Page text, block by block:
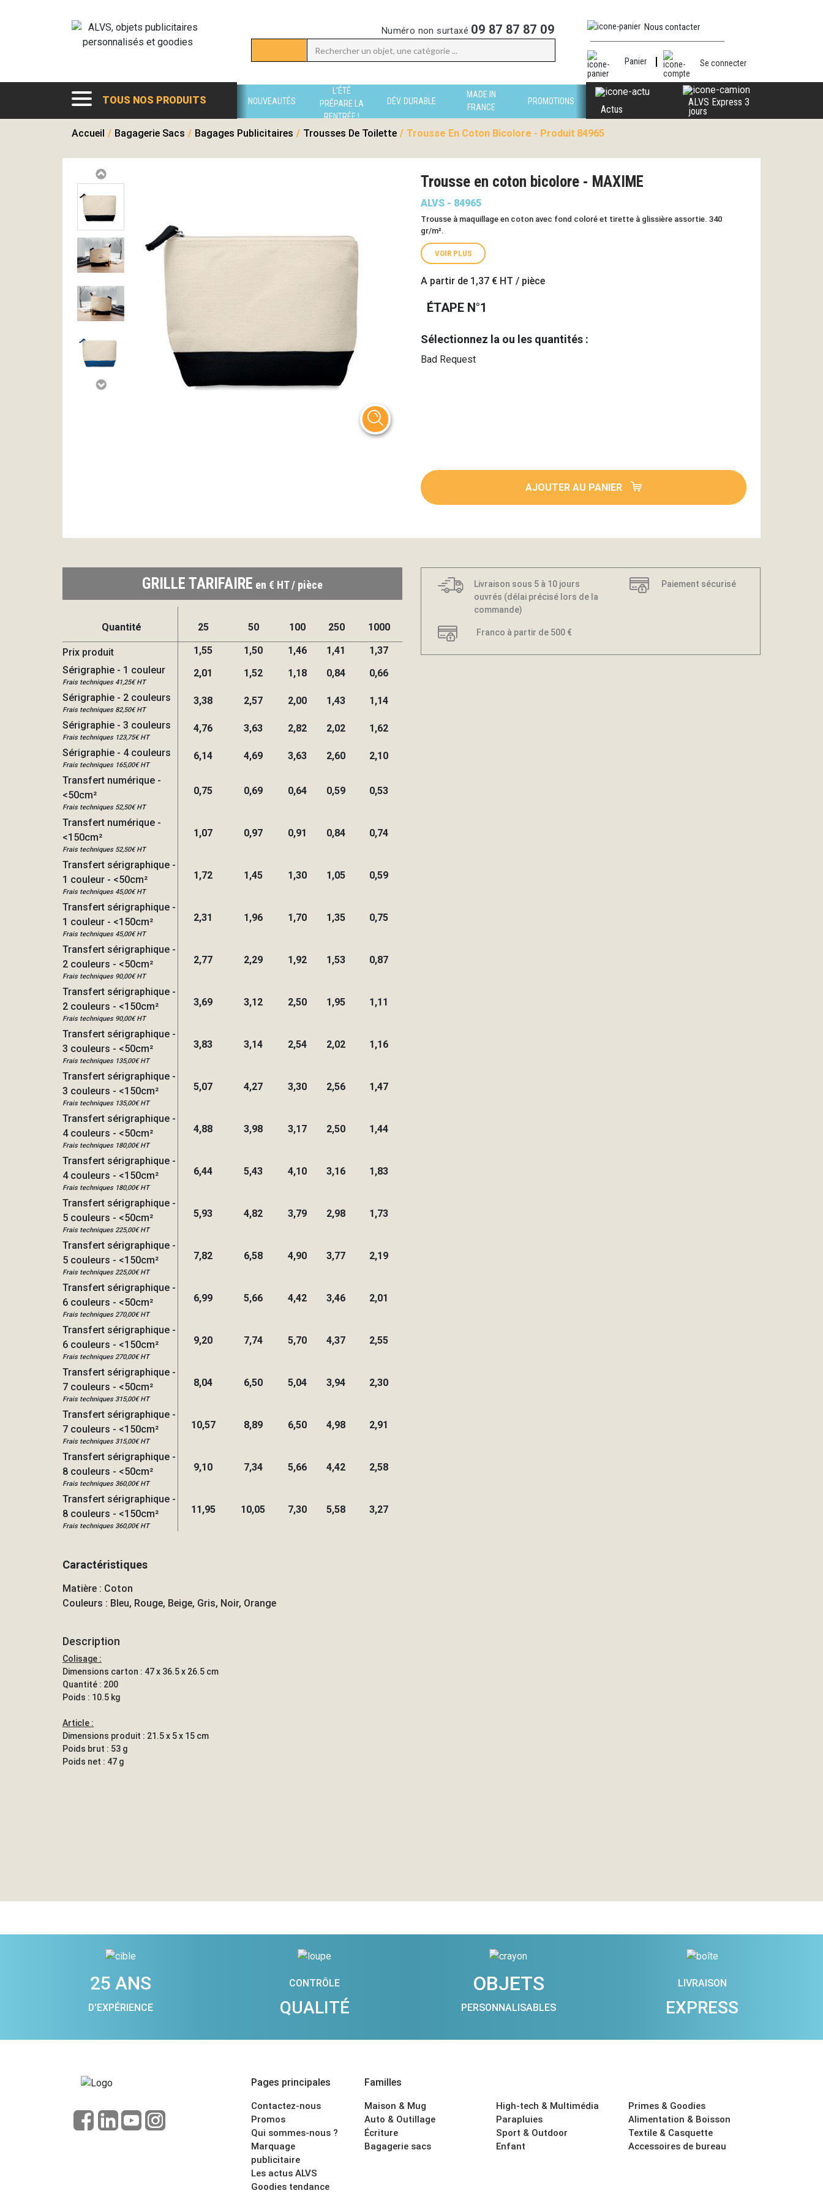
Numéro non surtaxé 09 87 87 87 09 Nous contacter
Panier Se connecter
TOUS NOS PRODUITS NOUVEAUTÉS
L'ÉTÉ
PRÉPARE LA
RENTRÉE !
DÉV. DURABLE
MADE IN
FRANCE
PROMOTIONS
Actus
ALVS Express 3
jours
Accueil / Bagagerie Sacs / Bagages Publicitaires / Trousses De Toilette / Trousse En Coton Bicolore - Produit 84965
Trousse en coton bicolore - MAXIME
ALVS - 84965
Trousse à maquillage en coton avec fond coloré et tirette à glissière assortie. 340
gr/m².
VOIR PLUS
A partir de 1,37 € HT / pièce
ÉTAPE N°1
Sélectionnez la ou les quantités :
Bad Request
AJOUTER AU PANIER
GRILLE TARIFAIRE en € HT / pièce
Quantité 25 50 100 250 1000
Prix produit 1,55 1,50 1,46 1,41
1,37
Sérigraphie - 1 couleur
Frais techniques 41,25€ HT
2,01 1,52 1,18 0,84 0,66
Sérigraphie - 2 couleurs
Frais techniques 82,50€ HT
3,38 2,57 2,00 1,43 1,14
Sérigraphie - 3 couleurs
Frais techniques 123,75€ HT
4,76 3,63 2,82 2,02 1,62
Sérigraphie - 4 couleurs
Frais techniques 165,00€ HT
6,14 4,69 3,63 2,60 2,10
Transfert numérique -
<50cm²
Frais techniques 52,50€ HT
0,75 0,69 0,64 0,59 0,53
Transfert numérique -
<150cm²
Frais techniques 52,50€ HT
1,07 0,97 0,91 0,84 0,74
Transfert sérigraphique -
1 couleur - <50cm²
Frais techniques 45,00€ HT
1,72 1,45 1,30 1,05 0,59
Transfert sérigraphique -
1 couleur - <150cm²
Frais techniques 45,00€ HT
2,31 1,96 1,70 1,35 0,75
Transfert sérigraphique -
2 couleurs - <50cm²
Frais techniques 90,00€ HT
2,77 2,29 1,92 1,53 0,87
Transfert sérigraphique -
2 couleurs - <150cm²
Frais techniques 90,00€ HT
3,69 3,12 2,50 1,95 1,11
Transfert sérigraphique -
3 couleurs - <50cm²
Frais techniques 135,00€ HT
3,83 3,14 2,54 2,02 1,16
Transfert sérigraphique -
3 couleurs - <150cm²
Frais techniques 135,00€ HT
5,07 4,27 3,30 2,56 1,47
Transfert sérigraphique -
4 couleurs - <50cm²
Frais techniques 180,00€ HT
4,88 3,98 3,17 2,50 1,44
Transfert sérigraphique -
4 couleurs - <150cm²
Frais techniques 180,00€ HT
6,44 5,43 4,10 3,16 1,83
Transfert sérigraphique -
5 couleurs - <50cm²
Frais techniques 225,00€ HT
5,93 4,82 3,79 2,98 1,73
Transfert sérigraphique -
5 couleurs - <150cm²
Frais techniques 225,00€ HT
7,82 6,58 4,90 3,77 2,19
Transfert sérigraphique -
6 couleurs - <50cm²
Frais techniques 270,00€ HT
6,99 5,66 4,42 3,46 2,01
Transfert sérigraphique -
6 couleurs - <150cm²
Frais techniques 270,00€ HT
9,20 7,74 5,70 4,37 2,55
Transfert sérigraphique -
7 couleurs - <50cm²
Frais techniques 315,00€ HT
8,04 6,50 5,04 3,94 2,30
Transfert sérigraphique -
7 couleurs - <150cm²
Frais techniques 315,00€ HT
10,57 8,89 6,50 4,98 2,91
Transfert sérigraphique -
8 couleurs - <50cm²
Frais techniques 360,00€ HT
9,10 7,34 5,66 4,42 2,58
Transfert sérigraphique -
8 couleurs - <150cm²
Frais techniques 360,00€ HT
11,95 10,05 7,30 5,58 3,27
Caractéristiques
Matière : Coton
Couleurs : Bleu, Rouge, Beige, Gris, Noir, Orange
Description
Colisage :
Dimensions carton : 47 x 36.5 x 26.5 cm
Quantité : 200
Poids : 10.5 kg
Article :
Dimensions produit : 21.5 x 5 x 15 cm
Poids brut : 53 g
Poids net : 47 g
Livraison sous 5 à 10 jours
ouvrés (délai précisé lors de la
commande)
Paiement sécurisé
Franco à partir de 500 €
25 ANS
D'EXPÉRIENCE
CONTRÔLE
QUALITÉ
OBJETS
PERSONNALISABLES
LIVRAISON
EXPRESS
Pages principales
Contactez-nous
Promos
Qui sommes-nous ?
Marquage
publicitaire
Les actus ALVS
Goodies tendance
Familles
Maison & Mug
Auto & Outillage
Écriture
Bagagerie sacs
High-tech & Multimédia
Parapluies
Sport & Outdoor
Enfant
Primes & Goodies
Alimentation & Boisson
Textile & Casquette
Accessoires de bureau